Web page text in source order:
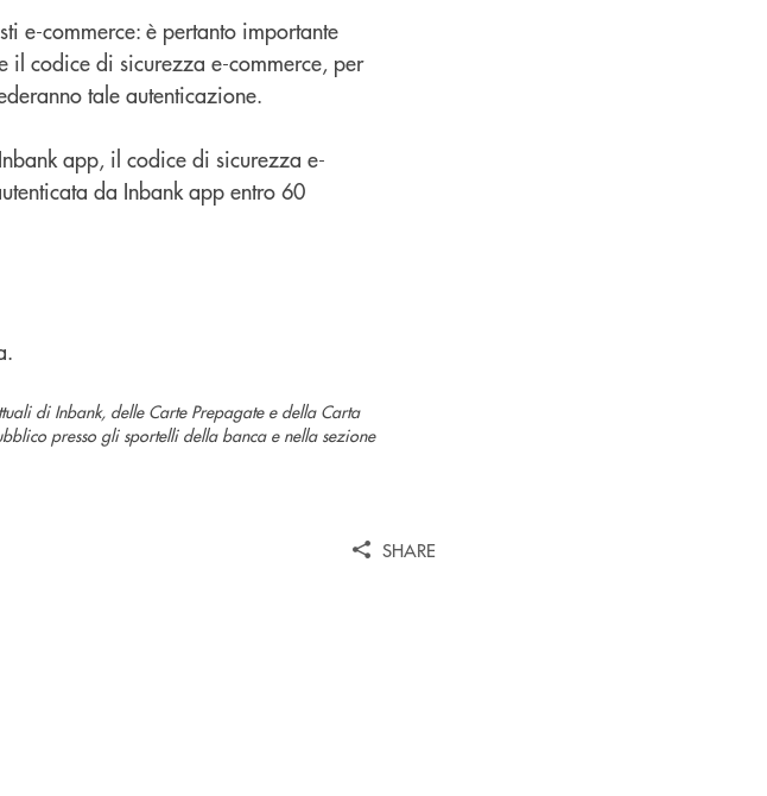
e-commerce: è pertanto importante
il codice di sicurezza e-commerce, per
tale autenticazione.
app, il codice di sicurezza e-
da Inbank app entro 60
di Inbank, delle Carte Prepagate e della Carta
presso gli sportelli della banca e nella sezione
SHARE